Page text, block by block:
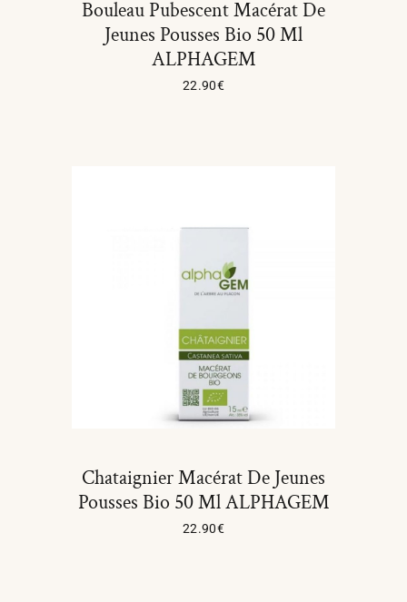
Bouleau Pubescent Macérat De
Jeunes Pousses Bio 50 Ml
ALPHAGEM
22.90€
Chataignier Macérat De Jeunes
Pousses Bio 50 Ml ALPHAGEM
22.90€